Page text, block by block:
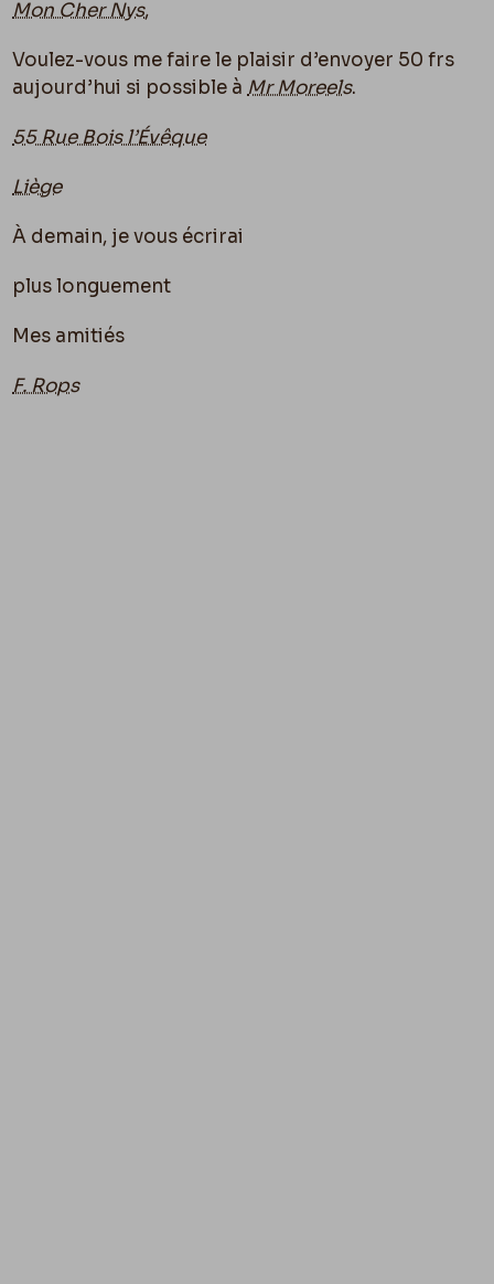
Mon Cher Nys,
Voulez-vous me faire le plaisir d’envoyer 50 frs
aujourd’hui si possible à Mr Moreels.
55 Rue Bois l’Évêque
Liège
À demain, je vous écrirai
plus longuement
Mes amitiés
F. Rops